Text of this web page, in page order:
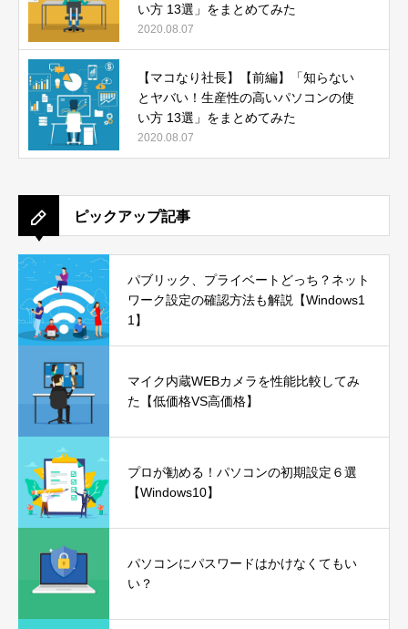
い方 13選」をまとめてみた
2020.08.07
【マコなり社長】【前編】「知らない
とヤバい！生産性の高いパソコンの使
い方 13選」をまとめてみた
2020.08.07
ピックアップ記事
パブリック、プライベートどっち？ネット
ワーク設定の確認方法も解説【Windows1
1】
マイク内蔵WEBカメラを性能比較してみ
た【低価格VS高価格】
プロが勧める！パソコンの初期設定６選
【Windows10】
パソコンにパスワードはかけなくてもい
い？